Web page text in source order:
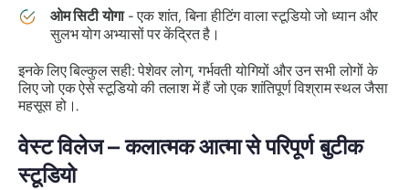
ओम सिटी योगा- एक शांत, बिना हीटिंग वाला स्टूडियो जो ध्यान और
सुलभ योग अभ्यासों पर केंद्रित है।
इनके लिए बिल्कुल सही: पेशेवर लोग, गर्भवती योगियों और उन सभी लोगों के
लिए जो एक ऐसे स्टूडियो की तलाश में हैं जो एक शांतिपूर्ण विश्राम स्थल जैसा
महसूस हो।.
वेस्ट विलेज – कलात्मक आत्मा से परिपूर्ण बुटीक
स्टूडियो